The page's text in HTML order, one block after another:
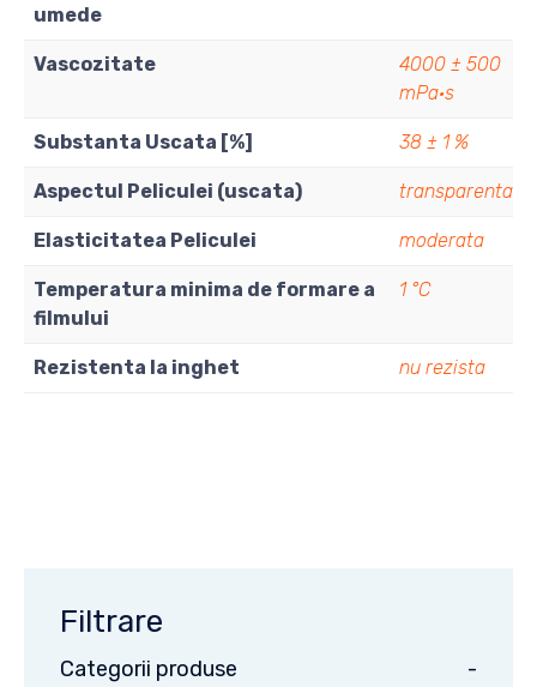
umede
Vascozitate
4000 ± 500
mPa·s
Substanta Uscata [%] 38 ± 1 %
Aspectul Peliculei (uscata) transparenta
Elasticitatea Peliculei moderata
Temperatura minima de formare a
filmului
1 °C
Rezistenta la inghet nu rezista
Filtrare
Categorii produse -